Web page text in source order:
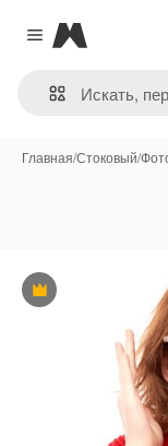
Close menu
Magnific
Главная/Стоковый/
Премиум